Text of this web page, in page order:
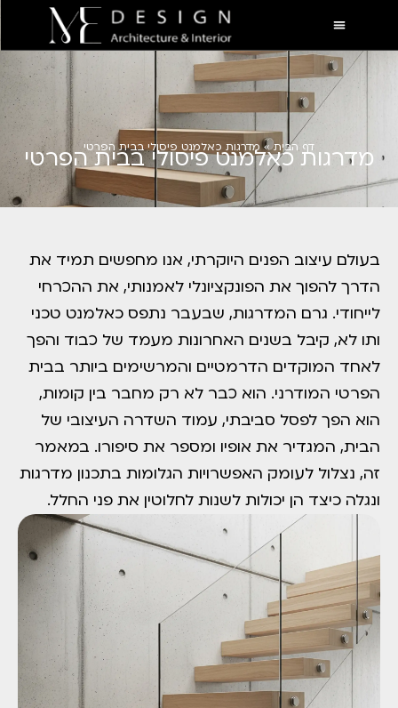
דף הבית»מדרגות כאלמנט פיסולי בבית הפרטי
מדרגות כאלמנט פיסולי בבית הפרטי
בעולם עיצוב הפנים היוקרתי, אנו מחפשים תמיד את
הדרך להפוך את הפונקציונלי לאמנותי, את ההכרחי
לייחודי. גרם המדרגות, שבעבר נתפס כאלמנט טכני
ותו לא, קיבל בשנים האחרונות מעמד של כבוד והפך
לאחד המוקדים הדרמטיים והמרשימים ביותר בבית
הפרטי המודרני. הוא כבר לא רק מחבר בין קומות,
הוא הפך לפסל סביבתי, עמוד השדרה העיצובי של
הבית, המגדיר את אופיו ומספר את סיפורו. במאמר
זה, נצלול לעומק האפשרויות הגלומות בתכנון מדרגות
ונגלה כיצד הן יכולות לשנות לחלוטין את פני החלל.